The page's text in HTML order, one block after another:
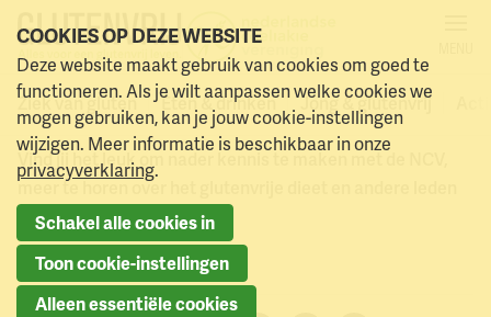
Naar menu Naar hoofdinhoud
Ziek van gluten Eten & drinken Jong & glutenvrij
Online bijeenkomst
(nieuwe) leden
Vind jij het leuk om nader kennis te maken met de NCV,
meer te horen over het glutenvrije dieet en andere leden
te ontmoeten?
16 november 2023
COOKIES OP DEZE WEBSITE
Deze website maakt gebruik van cookies om goed te
functioneren. Als je wilt aanpassen welke cookies we
mogen gebruiken, kan je jouw cookie-instellingen
wijzigen. Meer informatie is beschikbaar in onze
privacyverklaring.
Schakel alle cookies in
Toon cookie-instellingen
Alleen essentiële cookies